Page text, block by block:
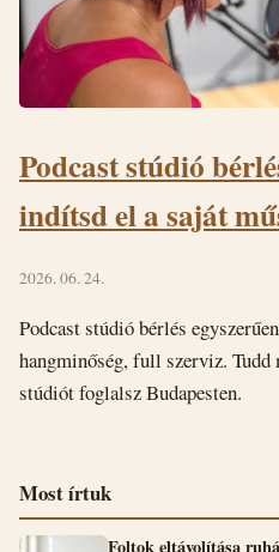
Podcast stúdió
indítsd el a saját
2026. 06. 24.
Podcast stúdió bérlés
hangminőség, full szerviz.
stúdiót foglalsz Budapesten.
Most írtuk
Foltok eltávolítása